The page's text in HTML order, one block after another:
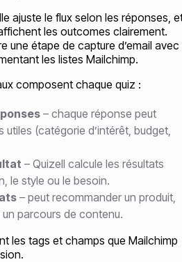
ajuste le flux selon les réponses,
les outcomes clairement.
une étape de capture d’email avec
les listes Mailchimp.
composent chaque quiz :
– chaque réponse peut
utiles (catégorie d’intérêt, budget,
– Quizell calcule les résultats
le style ou le besoin.
– peut recommander un produit,
parcours de contenu.
les tags et champs que Mailchimp